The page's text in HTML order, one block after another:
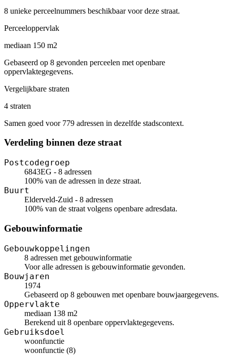
8 unieke perceelnummers beschikbaar voor deze straat.
Perceeloppervlak
mediaan 150 m2
Gebaseerd op 8 gevonden perceelen met openbare
oppervlaktegegevens.
Vergelijkbare straten
4 straten
Samen goed voor 779 adressen in dezelfde stadscontext.
Verdeling binnen deze straat
Postcodegroep
6843EG - 8 adressen
100% van de adressen in deze straat.
Buurt
Elderveld-Zuid - 8 adressen
100% van de straat volgens openbare adresdata.
Gebouwinformatie
Gebouwkoppelingen
8 adressen met gebouwinformatie
Voor alle adressen is gebouwinformatie gevonden.
Bouwjaren
1974
Gebaseerd op 8 gebouwen met openbare bouwjaargegevens.
Oppervlakte
mediaan 138 m2
Berekend uit 8 openbare oppervlaktegegevens.
Gebruiksdoel
woonfunctie
woonfunctie (8)